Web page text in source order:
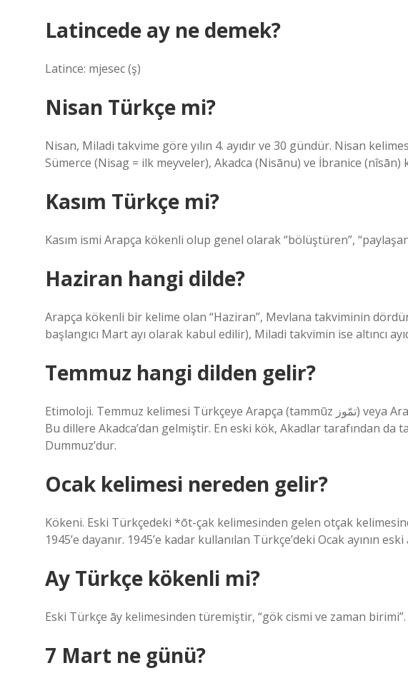
Latincede ay ne demek?
Latince: mjesec (ş)
Nisan Türkçe mi?
Nisan, Miladi takvime göre yılın 4. ayıdır ve 30 gündür. Nisan
Sümerce (Nisag = ilk meyveler), Akadca (Nisānu) ve İbranice
Kasım Türkçe mi?
Kasım ismi Arapça kökenli olup genel olarak “bölüştüren”,
Haziran hangi dilde?
Arapça kökenli bir kelime olan “Haziran”, Mevlana takviminin
başlangıcı Mart ayı olarak kabul edilir), Miladi takvimin ise altıncı
Temmuz hangi dilden gelir?
Etimoloji. Temmuz kelimesi Türkçeye Arapça (tammūz تمّوز) veya Aramice (tammūz תמוז) kelimesinden gelmiştir.
Bu dillere Akadca’dan gelmiştir. En eski kök, Akadlar tarafından da
Dummuz’dur.
Ocak kelimesi nereden gelir?
Kökeni. Eski Türkçedeki *ōt-çak kelimesinden gelen otçak
1945’e dayanır. 1945’e kadar kullanılan Türkçe’deki Ocak ayının
Ay Türkçe kökenli mi?
Eski Türkçe āy kelimesinden türemiştir, “gök cismi ve zaman
7 Mart ne günü?